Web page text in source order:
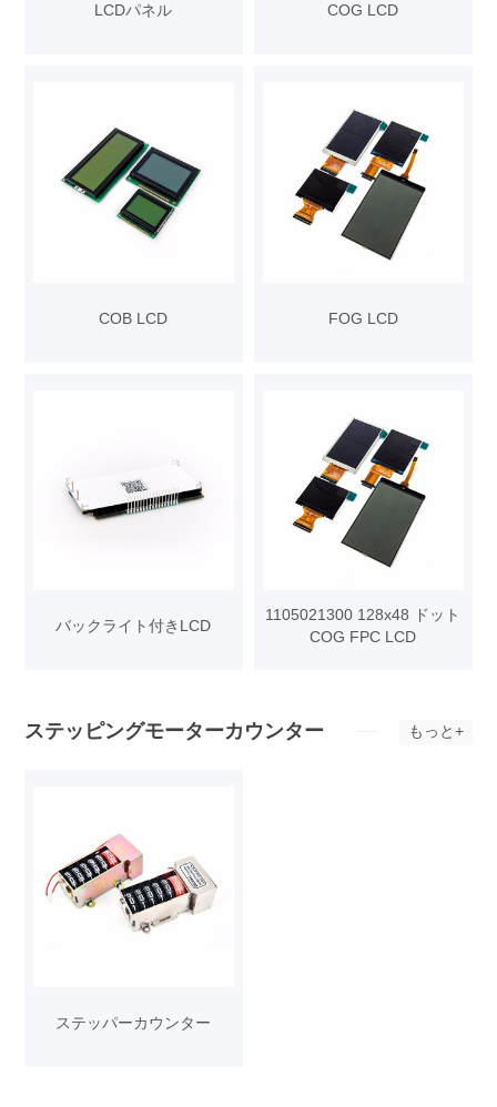
LCDパネル COG LCD
COB LCD FOG LCD
バックライト付きLCD
1105021300 128x48 ドット
COG FPC LCD
ステッピングモーターカウンター もっと+
ステッパーカウンター